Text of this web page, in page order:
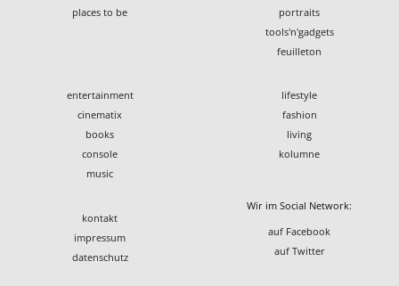
places to be
portraits
tools'n'gadgets
feuilleton
entertainment
cinematix
books
console
music
lifestyle
fashion
living
kolumne
kontakt
impressum
datenschutz
Wir im Social Network:
auf Facebook
auf Twitter